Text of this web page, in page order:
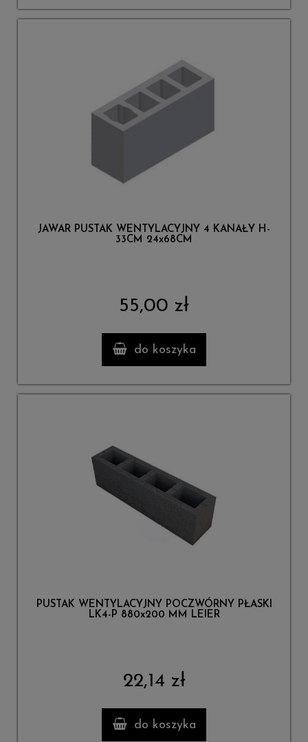
JAWAR PUSTAK WENTYLACYJNY 4 KANAŁY H-
33CM 24x68CM
55,00 zł
do koszyka
PUSTAK WENTYLACYJNY POCZWÓRNY PŁASKI
LK4-P 880x200 MM LEIER
22,14 zł
do koszyka